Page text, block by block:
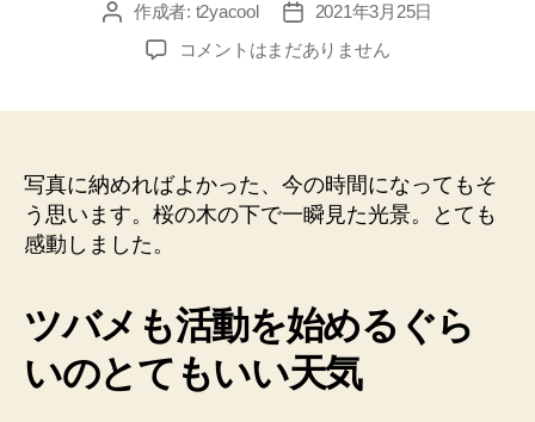
会
社
投 作成者: t2yacool
投
稿
2021年3月25日
桜
で
一
光
景
に
物
コメントはまだありません
写真に納めればよかった、今の時間になってもそ
う思います。桜の木の下で一瞬見た光景。とても
感動しました。
ツバメも活動を始めるぐら
いのとてもいい天気